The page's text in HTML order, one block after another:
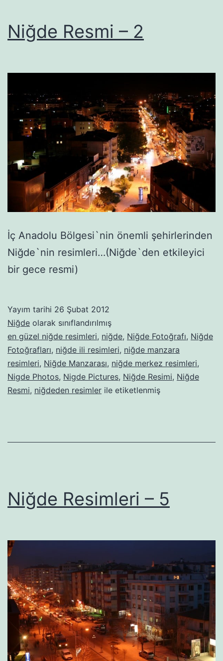
Niğde Resmi – 2
İç Anadolu Bölgesi`nin önemli şehirlerinden
Niğde`nin resimleri…(Niğde`den etkileyici
bir gece resmi)
Yayım tarihi 26 Şubat 2012
Niğde olarak sınıflandırılmış
en güzel niğde resimleri, niğde, Niğde Fotoğrafı, Niğde
Fotoğrafları, niğde ili resimleri, niğde manzara
resimleri, Niğde Manzarası, niğde merkez resimleri,
Nigde Photos, Nigde Pictures, Niğde Resimi, Niğde
Resmi, niğdeden resimler ile etiketlenmiş
Niğde Resimleri – 5